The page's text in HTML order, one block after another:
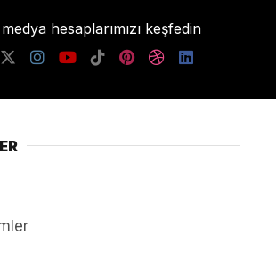
hesaplarımızı keşfedin